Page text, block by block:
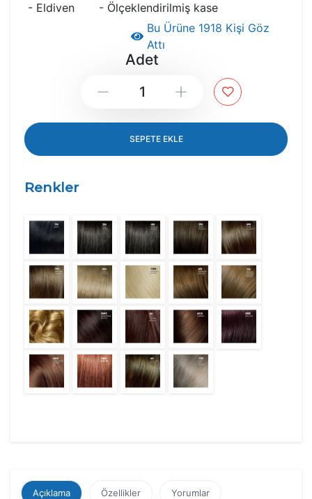
- Eldiven - Ölçeklendirilmiş kase
Bu Ürüne 1918 Kişi Göz
Attı
Adet
Down
SEPETE EKLE
Renkler
Açıklama Özellikler Yorumlar